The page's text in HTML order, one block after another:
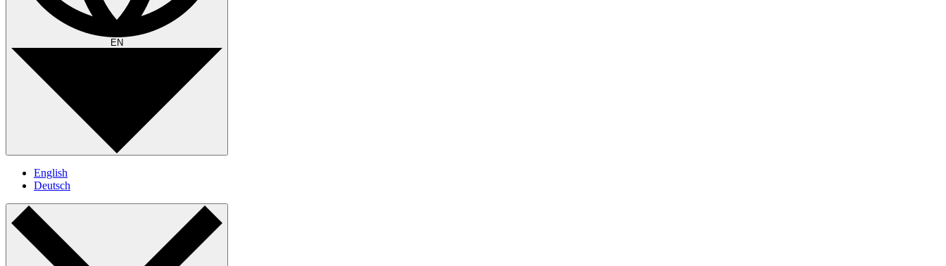
EN
English
Deutsch